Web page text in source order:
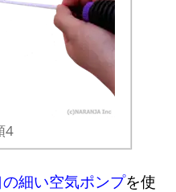
4
の細い空気ポンプを使